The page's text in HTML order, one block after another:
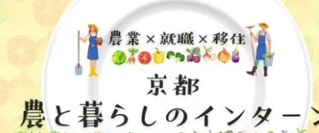
【農業×就職×移住体験】京都・農と
らしのインターン
2026年4月～2027年3月（体験期間は1ヶ月～）
※一部メニューは週末体験も可。
※インターン受入施設によって設定期間が異なります。
京都府北部エリア（丹後、中丹）の農業法人等
丹後
中丹 京丹後市 伊根町 宮津市
与謝野町